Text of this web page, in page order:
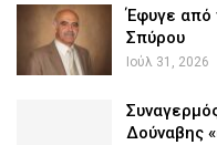
Έφυγε από
Σπύρου
Ιούλ 31, 2026
Δούναβης